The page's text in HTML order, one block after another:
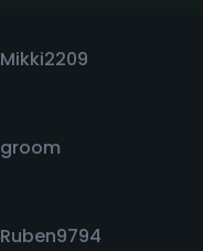
Mikki2209
groom
Ruben9794